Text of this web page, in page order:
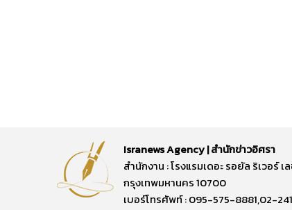
Isranews Agency | สำนักข่าวอิศรา
สำนักงาน : โรงแรมเดอะ รอยัล ริเวอ
กรุงเทพมหานคร 10700
เบอร์โทรศัพท์ : 095-575-8881,02-